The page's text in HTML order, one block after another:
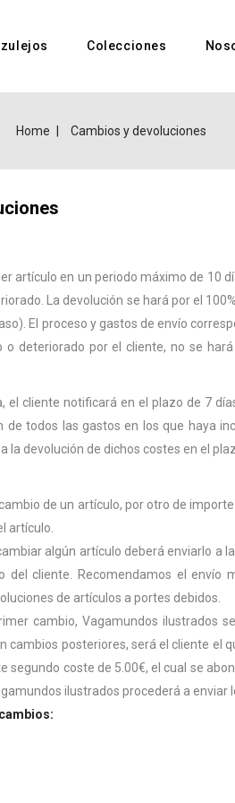
Colecciones
Home Cambios y devoluciones
artículo en un periodo máximo de 10
La devolución se hará por el
El proceso y gastos de envío
o deteriorado por el cliente, no se
el cliente notificará en el plazo de 7
de todos las gastos en los que haya
la devolución de dichos costes en el
de un artículo, por otro de
artículo.
algún artículo deberá enviarlo a
del cliente. Recomendamos el
de artículos a portes debidos.
cambio, Vagamundos ilustrados
cambios posteriores, será el cliente el
segundo coste de 5.00€, el cual se
ilustrados procederá a enviar